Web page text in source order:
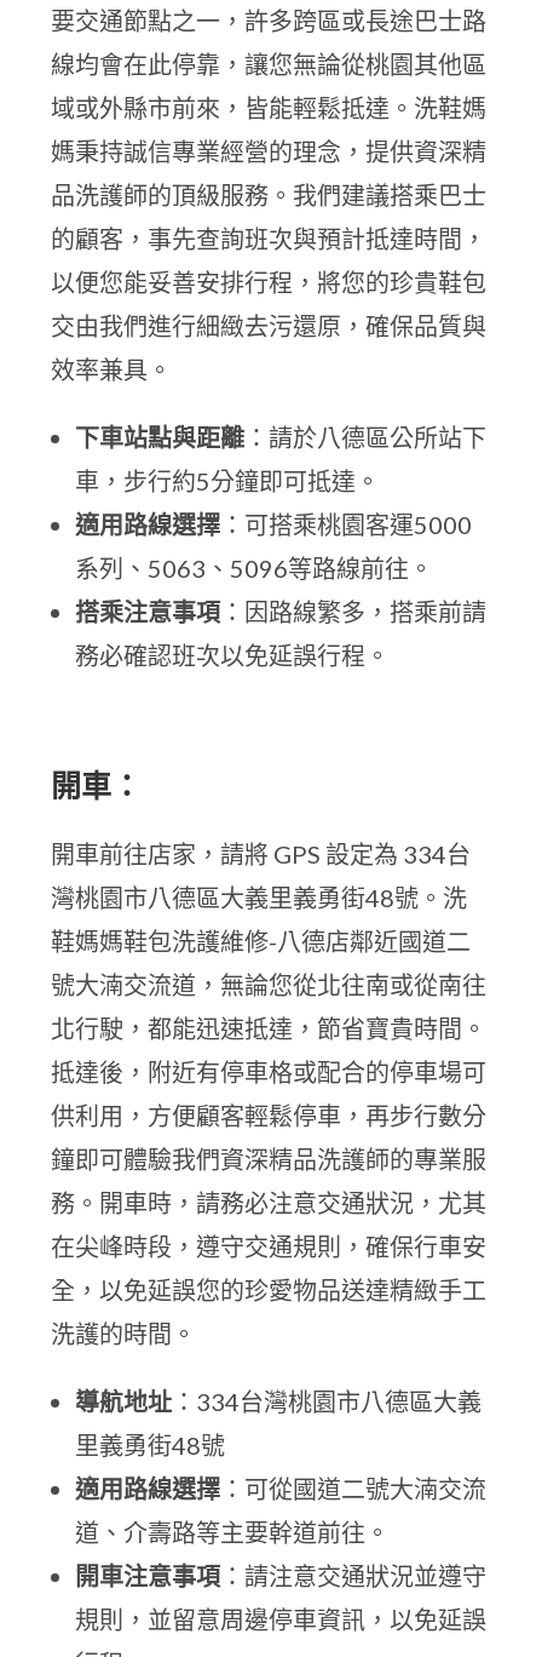
要交通節點之一，許多跨區或長途巴士路
線均會在此停靠，讓您無論從桃園其他區
域或外縣市前來，皆能輕鬆抵達。洗鞋媽
媽秉持誠信專業經營的理念，提供資深精
品洗護師的頂級服務。我們建議搭乘巴士
的顧客，事先查詢班次與預計抵達時間，
以便您能妥善安排行程，將您的珍貴鞋包
交由我們進行細緻去污還原，確保品質與
效率兼具。
下車站點與距離 ：請於八德區公所站下
車，步行約5分鐘即可抵達。
適用路線選擇 ：可搭乘桃園客運5000
系列、5063、5096等路線前往。
搭乘注意事項 ：因路線繁多，搭乘前請
務必確認班次以免延誤行程。
開車：
開車前往店家，請將 GPS 設定為 334台
灣桃園市八德區大義里義勇街48號。洗
鞋媽媽鞋包洗護維修-八德店鄰近國道二
號大湳交流道，無論您從北往南或從南往
北行駛，都能迅速抵達，節省寶貴時間。
抵達後，附近有停車格或配合的停車場可
供利用，方便顧客輕鬆停車，再步行數分
鐘即可體驗我們資深精品洗護師的專業服
務。開車時，請務必注意交通狀況，尤其
在尖峰時段，遵守交通規則，確保行車安
全，以免延誤您的珍愛物品送達精緻手工
洗護的時間。
導航地址 ：334台灣桃園市八德區大義
里義勇街48號
適用路線選擇 ：可從國道二號大湳交流
道、介壽路等主要幹道前往。
開車注意事項 ：請注意交通狀況並遵守
規則，並留意周邊停車資訊，以免延誤